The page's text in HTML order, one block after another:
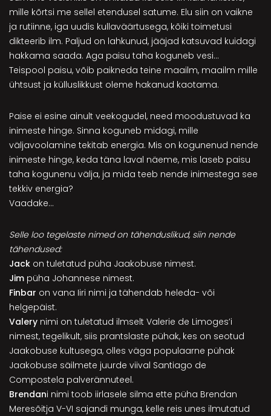
mille kõrtsi me sellel etendusel satume. Elu siin on vaikne
ja rutiinne, iga uudis kullaväärtusega, kõiki toimetusi
dikteerib ilm. Paljud on lahkunud, jääjad katsuvad kuidagi
hakkama saada. Aga paisu taha koguneb vesi…
Teispool paisu, võib paikneda teine maailm, maailm mille
ühtsust ja külluslikkust oleme hakanud kaotama.
Paise ei esine ainult veekogudel, need moodustuvad ka
inimeste hinge. Sinna koguneb midagi, mille
väljavoolamine tekitab energia. Mis on kogunenud nende
inimeste hinge, keda täna laval näeme, mis laseb paisu
taha kogunenu välja, ja mida teeb nende inimestega see
tekkiv energia?
Vaadake…
Selle loo tegelaste nimed on tähenduslikud, siin nende
tähendused:
Jack on tuletatud püha Jaakobuse nimest.
Jim püha Johannese nimest.
Finbar on vana Iiri nimi ja tähendab heleda- või
helgepäist.
Valery nimi on tuletatud ilmselt Valerie de Limoges’i
nimest, tegelikult, siis prantslaste pühak, kes on seotud
Jaakobuse kultusega, olles väga populaarne pühak
Jaakobuse säilmete juurde viival Santiago de
Compostela palverännuteel.
Brendani nimi toob iirlasele silma ette püha Brendan
Meresõitja V-VI sajandi munga, kelle reis unes ilmutatud